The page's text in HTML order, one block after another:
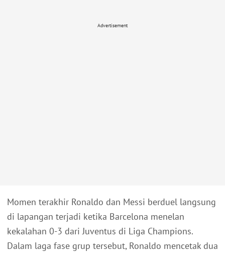
Advertisement
Momen terakhir Ronaldo dan Messi berduel langsung
di lapangan terjadi ketika Barcelona menelan
kekalahan 0-3 dari Juventus di Liga Champions.
Dalam laga fase grup tersebut, Ronaldo mencetak dua